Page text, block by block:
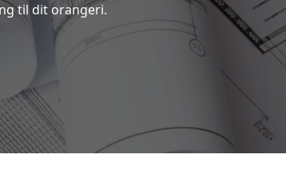
til dit orangeri.